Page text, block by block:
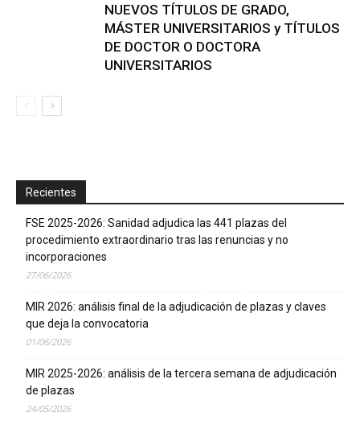
NUEVOS TÍTULOS DE GRADO,
MÁSTER UNIVERSITARIOS y TÍTULOS
DE DOCTOR O DOCTORA
UNIVERSITARIOS
Recientes
FSE 2025-2026: Sanidad adjudica las 441 plazas del
procedimiento extraordinario tras las renuncias y no
incorporaciones
27/06/2026
MIR 2026: análisis final de la adjudicación de plazas y claves
que deja la convocatoria
01/06/2026
MIR 2025-2026: análisis de la tercera semana de adjudicación
de plazas
24/05/2026